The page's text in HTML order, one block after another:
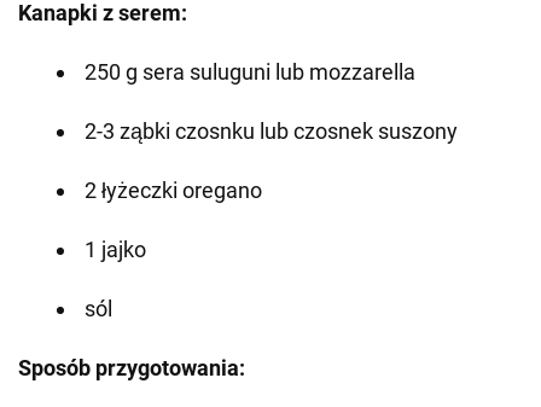
Kanapki z serem:
250 g sera suluguni lub mozzarella
2-3 ząbki czosnku lub czosnek suszony
2 łyżeczki oregano
1 jajko
sól
Sposób przygotowania: